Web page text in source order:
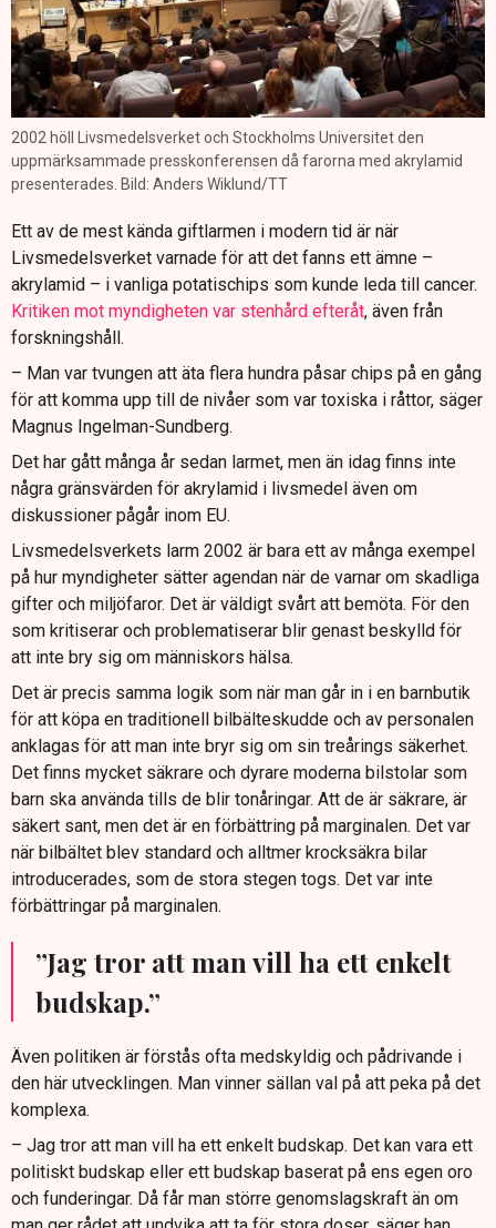
2002 höll Livsmedelsverket och Stockholms Universitet den
uppmärksammade presskonferensen då farorna med akrylamid
presenterades. Bild: Anders Wiklund/TT
Ett av de mest kända giftlarmen i modern tid är när
Livsmedelsverket varnade för att det fanns ett ämne –
akrylamid – i vanliga potatischips som kunde leda till cancer.
Kritiken mot myndigheten var stenhård efteråt, även från
forskningshåll.
– Man var tvungen att äta flera hundra påsar chips på en gång
för att komma upp till de nivåer som var toxiska i råttor, säger
Magnus Ingelman-Sundberg.
Det har gått många år sedan larmet, men än idag finns inte
några gränsvärden för akrylamid i livsmedel även om
diskussioner pågår inom EU.
Livsmedelsverkets larm 2002 är bara ett av många exempel
på hur myndigheter sätter agendan när de varnar om skadliga
gifter och miljöfaror. Det är väldigt svårt att bemöta. För den
som kritiserar och problematiserar blir genast beskylld för
att inte bry sig om människors hälsa.
Det är precis samma logik som när man går in i en barnbutik
för att köpa en traditionell bilbälteskudde och av personalen
anklagas för att man inte bryr sig om sin treårings säkerhet.
Det finns mycket säkrare och dyrare moderna bilstolar som
barn ska använda tills de blir tonåringar. Att de är säkrare, är
säkert sant, men det är en förbättring på marginalen. Det var
när bilbältet blev standard och alltmer krocksäkra bilar
introducerades, som de stora stegen togs. Det var inte
förbättringar på marginalen.
”Jag tror att man vill ha ett enkelt
budskap.”
Även politiken är förstås ofta medskyldig och pådrivande i
den här utvecklingen. Man vinner sällan val på att peka på det
komplexa.
– Jag tror att man vill ha ett enkelt budskap. Det kan vara ett
politiskt budskap eller ett budskap baserat på ens egen oro
och funderingar. Då får man större genomslagskraft än om